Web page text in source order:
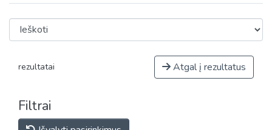
rezultatai Atgal į rezultatus
Filtrai